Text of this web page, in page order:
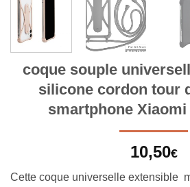
coque souple
silicone cordon tour
smartphone Xiaomi
10,50€
Cette coque universelle extensible